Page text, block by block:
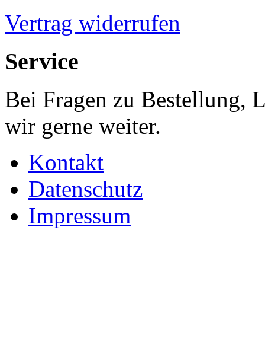
Vertrag widerrufen
Service
Bei Fragen zu Bestellung,
wir gerne weiter.
Kontakt
Datenschutz
Impressum